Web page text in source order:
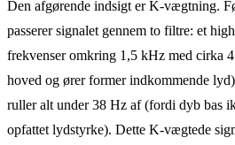
Den afgørende indsigt er K-vægtning.
passerer signalet gennem to filtre: et
frekvenser omkring 1,5 kHz med cirka
hoved og ører former indkommende
ruller alt under 38 Hz af (fordi dyb bas
opfattet lydstyrke). Dette K-vægtede